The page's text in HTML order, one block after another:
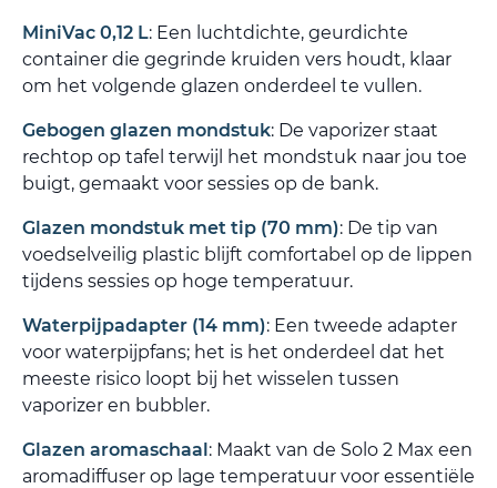
MiniVac 0,12 L: Een luchtdichte, geurdichte
container die gegrinde kruiden vers houdt, klaar
om het volgende glazen onderdeel te vullen.
Gebogen glazen mondstuk: De vaporizer staat
rechtop op tafel terwijl het mondstuk naar jou toe
buigt, gemaakt voor sessies op de bank.
Glazen mondstuk met tip (70 mm): De tip van
voedselveilig plastic blijft comfortabel op de lippen
tijdens sessies op hoge temperatuur.
Waterpijpadapter (14 mm): Een tweede adapter
voor waterpijpfans; het is het onderdeel dat het
meeste risico loopt bij het wisselen tussen
vaporizer en bubbler.
Glazen aromaschaal: Maakt van de Solo 2 Max een
aromadiffuser op lage temperatuur voor essentiële